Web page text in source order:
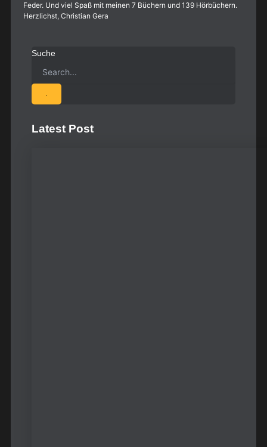
Feder. Und viel Spaß mit meinen 7 Büchern und 139 Hörbüchern.
Herzlichst, Christian Gera
Suche
Latest Post